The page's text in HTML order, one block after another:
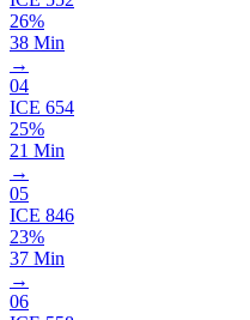
26%
38 Min
→
04
ICE 654
25%
21 Min
→
05
ICE 846
23%
37 Min
→
06